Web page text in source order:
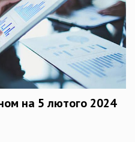
на 5 лютого 2024